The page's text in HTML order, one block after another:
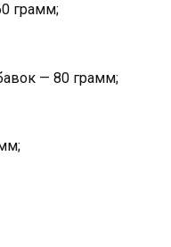
грамм;
— 80 грамм;